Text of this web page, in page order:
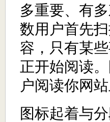
多重要、有
数用户首先
容，只有某
正开始阅读
户阅读你网站
图标起着与